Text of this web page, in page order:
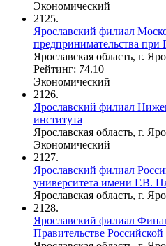
Экономический
2125.
Ярославский филиал
предпринимательства
Ярославская область, г.
Рейтинг: 74.10
Экономический
2126.
Ярославский филиал
института
Ярославская область, г.
Экономический
2127.
Ярославский филиал
университета имени Г.В.
Ярославская область, г.
2128.
Ярославский филиал
Правительстве